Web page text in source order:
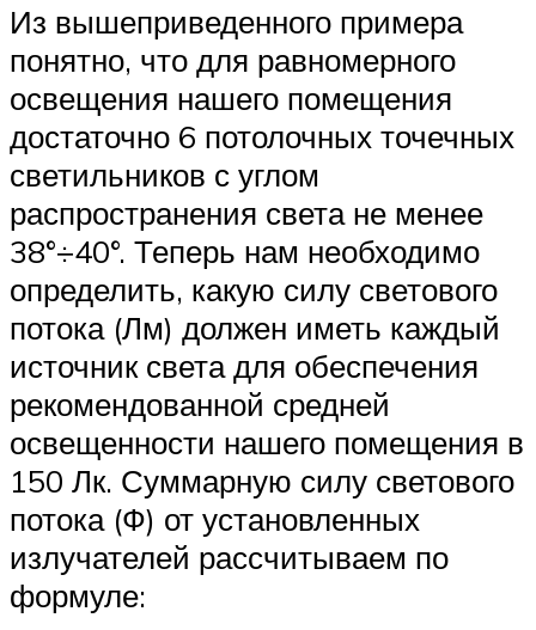
Из вышеприведенного примера
понятно, что для равномерного
освещения нашего помещения
достаточно 6 потолочных точечных
светильников с углом
распространения света не менее
38°÷40°. Теперь нам необходимо
определить, какую силу светового
потока (Лм) должен иметь каждый
источник света для обеспечения
рекомендованной средней
освещенности нашего помещения в
150 Лк. Суммарную силу светового
потока (Ф) от установленных
излучателей рассчитываем по
формуле: